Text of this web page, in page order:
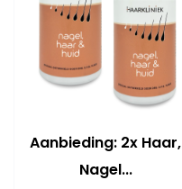
Aanbieding: 2x Haar,
Nagel...